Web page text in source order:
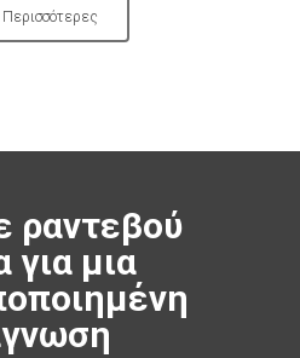
ραντεβού
για μια